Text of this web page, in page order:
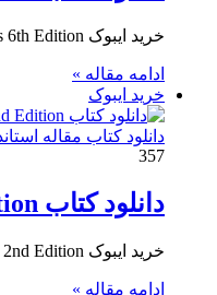
خرید ایبوک Business Research Methods 6th Edition برای دانلود ایبوک Business Research Methods 6th Edition و خرید کتاب روشهای تحقیق…
ادامه مقاله »
خرید ایبوک
دانلود کتاب مقاله
357
دانلود کتاب Pricing and Revenue Optimization 2nd Edition
خرید ایبوک Pricing and Revenue Optimization 2nd Edition برای دانلود ایبوک Pricing and Revenue Optimization 2nd Edition و خرید کتاب…
ادامه مقاله »